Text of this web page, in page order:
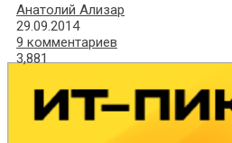
Анатолий Ализар
29.09.2014
9 комментариев
3,881